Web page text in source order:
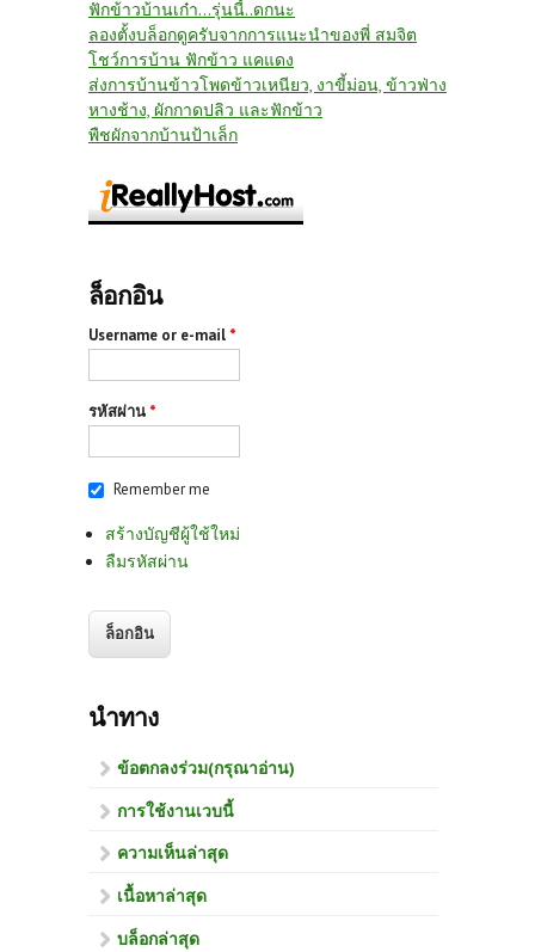
ฟักข้าวบ้านเก๋า...รุ่นนี้..ดกนะ
ลองตั้งบล็อกดูครับจากการแนะนำของพี่ สมจิต
โชว์การบ้าน ฟักข้าว แคแดง
ส่งการบ้านข้าวโพดข้าวเหนียว, งาขี้ม่อน, ข้าวฟ่าง
หางช้าง, ผักกาดปลิว และฟักข้าว
พืชผักจากบ้านป้าเล็ก
ล็อกอิน
Username or e-mail *
รหัสผ่าน *
Remember me
สร้างบัญชีผู้ใช้ใหม่
ลืมรหัสผ่าน
นำทาง
ข้อตกลงร่วม(กรุณาอ่าน)
การใช้งานเวบนี้
ความเห็นล่าสุด
เนื้อหาล่าสุด
บล็อกล่าสุด